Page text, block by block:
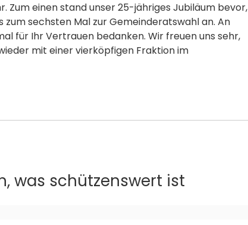
Zum einen stand unser 25-jähriges Jubiläum bevor,
sechsten Mal zur Gemeinderatswahl an. An
für Ihr Vertrauen bedanken. Wir freuen uns sehr,
mit einer vierköpfigen Fraktion im
was schützenswert ist